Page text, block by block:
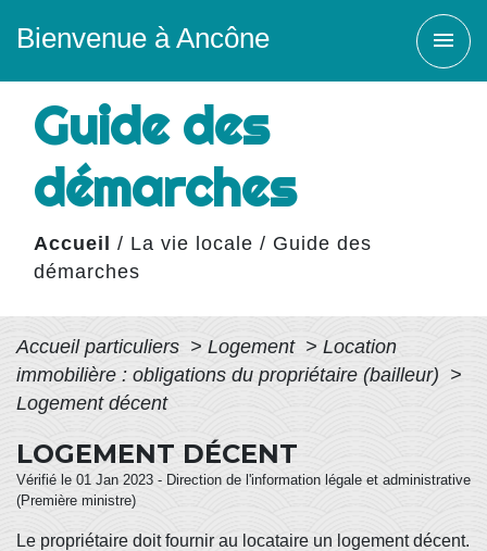
Bienvenue à Ancône menu
Guide des
démarches
Accueil / La vie locale / Guide des
démarches
Accueil particuliers > Logement > Location
immobilière : obligations du propriétaire (bailleur) >
Logement décent
LOGEMENT DÉCENT
Vérifié le 01 Jan 2023 - Direction de l'information légale et administrative
(Première ministre)
Le propriétaire doit fournir au locataire un logement décent.